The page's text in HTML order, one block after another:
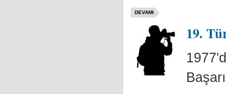
DEVAMI
19.